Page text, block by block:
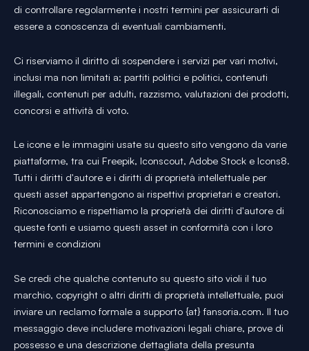
di controllare regolarmente i nostri termini per assicurarti di
essere a conoscenza di eventuali cambiamenti.
Ci riserviamo il diritto di sospendere i servizi per vari motivi,
inclusi ma non limitati a: partiti politici e politici, contenuti
illegali, contenuti per adulti, razzismo, valutazioni dei prodotti,
concorsi e attività di voto.
Le icone e le immagini usate su questo sito vengono da varie
piattaforme, tra cui Freepik, Iconscout, Adobe Stock e Icons8.
Tutti i diritti d'autore e i diritti di proprietà intellettuale per
questi asset appartengono ai rispettivi proprietari e creatori.
Riconosciamo e rispettiamo la proprietà dei diritti d'autore di
queste fonti e usiamo questi asset in conformità con i loro
termini e condizioni
Se credi che qualche contenuto su questo sito violi il tuo
marchio, copyright o altri diritti di proprietà intellettuale, puoi
inviare un reclamo formale a supporto {at} fansoria.com. Il tuo
messaggio deve includere motivazioni legali chiare, prove di
possesso e una descrizione dettagliata della presunta